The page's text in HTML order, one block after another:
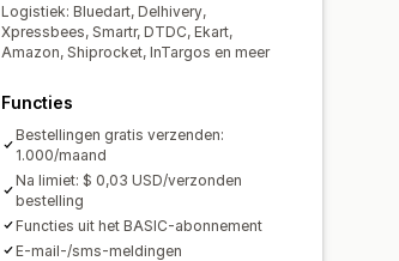
Logistiek: Bluedart, Delhivery,
Xpressbees, Smartr, DTDC, Ekart,
Amazon, Shiprocket, InTargos en meer
Functies
Bestellingen gratis verzenden:
1.000/maand
Na limiet: $ 0,03 USD/verzonden
bestelling
Functies uit het BASIC-abonnement
E-mail-/sms-meldingen